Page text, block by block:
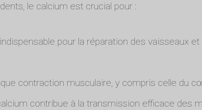
le calcium est crucial pour :
pour la réparation des vaisseaux
contraction musculaire, y compris celle du
contribue à la transmission efficace des